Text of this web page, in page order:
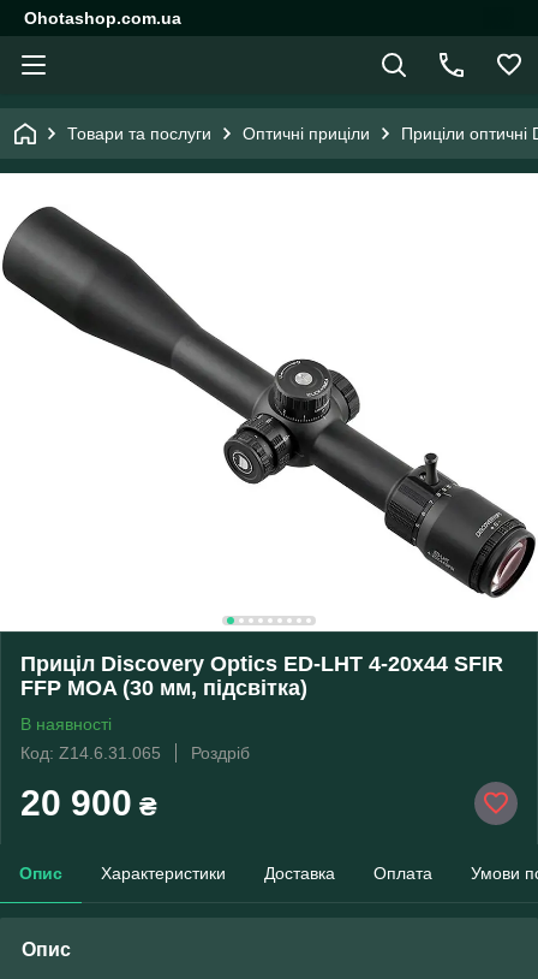
Ohotashop.com.ua
Товари та послуги Оптичні приціли Приціли оптичні
Приціл Discovery Optics ED-LHT 4-20x44 SFIR
FFP MOA (30 мм, підсвітка)
В наявності
Код: Z14.6.31.065
Роздріб
20 900 ₴
Опис Характеристики Доставка Оплата Умови
Опис